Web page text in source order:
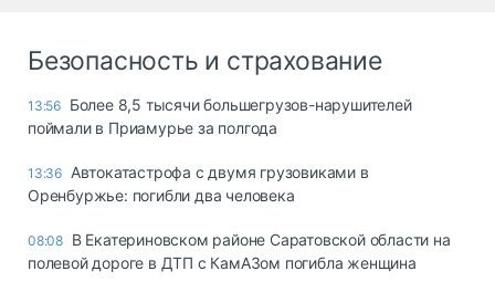
Безопасность и страхование
13:56 Более 8,5 тысячи большегрузов-нарушителей
поймали в Приамурье за полгода
13:36 Автокатастрофа с двумя грузовиками в
Оренбуржье: погибли два человека
08:08 В Екатериновском районе Саратовской области на
полевой дороге в ДТП с КамАЗом погибла женщина